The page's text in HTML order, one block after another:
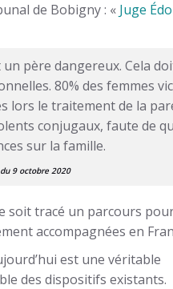
de Bobigny : « Juge
père dangereux. Cela
80% des femmes
lors le traitement de la
conjugaux, faute de
sur la famille.
9 octobre 2020
soit tracé un parcours
accompagnées en
est une véritable
des dispositifs existants.